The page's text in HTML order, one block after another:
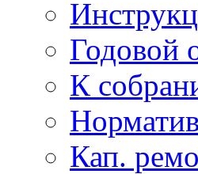
Годовой
К
Кап.